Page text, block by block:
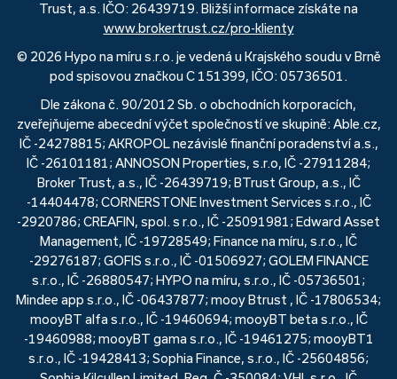
Trust, a.s. IČO: 26439719. Bližší informace získáte na
www.brokertrust.cz/pro-klienty
© 2026 Hypo na míru s.r.o. je vedená u Krajského soudu v Brně
pod spisovou značkou C 151399, IČO: 05736501.
Dle zákona č. 90/2012 Sb. o obchodních korporacích,
zveřejňujeme abecední výčet společností ve skupině: Able.cz,
IČ -24278815; AKROPOL nezávislé finanční poradenství a.s.,
IČ -26101181; ANNOSON Properties, s.r.o, IČ -27911284;
Broker Trust, a.s., IČ -26439719; BTrust Group, a.s., IČ
-14404478; CORNERSTONE Investment Services s.r.o., IČ
-2920786; CREAFIN, spol. s r.o., IČ -25091981; Edward Asset
Management, IČ -19728549; Finance na míru, s.r.o., IČ
-29276187; GOFIS s.r.o., IČ -01506927; GOLEM FINANCE
s.r.o., IČ -26880547; HYPO na míru, s.r.o., IČ -05736501;
Mindee app s.r.o., IČ -06437877; mooy Btrust , IČ -17806534;
mooyBT alfa s.r.o., IČ -19460694; mooyBT beta s.r.o., IČ
-19460988; mooyBT gama s.r.o., IČ -19461275; mooyBT1
s.r.o., IČ -19428413; Sophia Finance, s.r.o., IČ -25604856;